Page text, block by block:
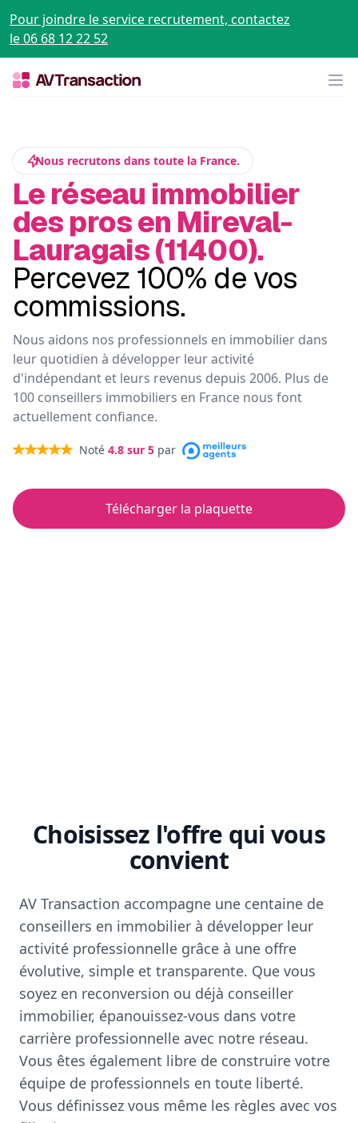
Pour joindre le service recrutement, contactez
le 06 68 12 22 52
Nous recrutons dans toute la France.
Le réseau immobilier
des pros en Mireval-
Lauragais (11400).
Percevez 100% de vos
commissions.
Nous aidons nos professionnels en immobilier dans
leur quotidien à développer leur activité
d'indépendant et leurs revenus depuis 2006. Plus de
100 conseillers immobiliers en France nous font
actuellement confiance.
Noté 4.8 sur 5 par
Télécharger la plaquette
Choisissez l'offre qui vous
convient
AV Transaction accompagne une centaine de
conseillers en immobilier à développer leur
activité professionnelle grâce à une offre
évolutive, simple et transparente. Que vous
soyez en reconversion ou déjà conseiller
immobilier, épanouissez-vous dans votre
carrière professionnelle avec notre réseau.
Vous êtes également libre de construire votre
équipe de professionnels en toute liberté.
Vous définissez vous même les règles avec vos